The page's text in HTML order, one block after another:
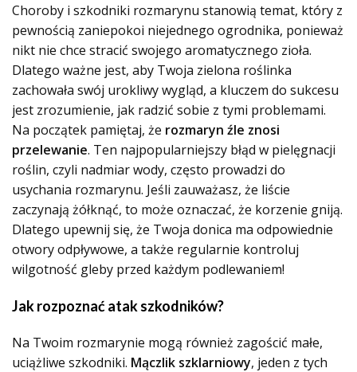
Choroby i szkodniki rozmarynu stanowią temat, który z
pewnością zaniepokoi niejednego ogrodnika, ponieważ
nikt nie chce stracić swojego aromatycznego zioła.
Dlatego ważne jest, aby Twoja zielona roślinka
zachowała swój urokliwy wygląd, a kluczem do sukcesu
jest zrozumienie, jak radzić sobie z tymi problemami.
Na początek pamiętaj, że rozmaryn źle znosi
przelewanie. Ten najpopularniejszy błąd w pielęgnacji
roślin, czyli nadmiar wody, często prowadzi do
usychania rozmarynu. Jeśli zauważasz, że liście
zaczynają żółknąć, to może oznaczać, że korzenie gniją.
Dlatego upewnij się, że Twoja donica ma odpowiednie
otwory odpływowe, a także regularnie kontroluj
wilgotność gleby przed każdym podlewaniem!
Jak rozpoznać atak szkodników?
Na Twoim rozmarynie mogą również zagościć małe,
uciążliwe szkodniki. Mączlik szklarniowy, jeden z tych